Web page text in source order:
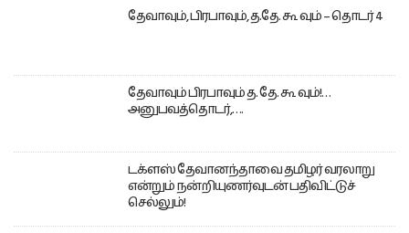
தேவாவும், பிரபாவும், த.தே. கூ வும் – தொடர் 4
தேவாவும் பிரபாவும் த. தே. கூ வும்!…
அனுபவத்தொடர்,….
டக்ளஸ் தேவானந்தாவை தமிழர் வரலாறு
என்றும் நன்றியுணர்வுடன் பதிவிட்டுச்
செல்லும்!